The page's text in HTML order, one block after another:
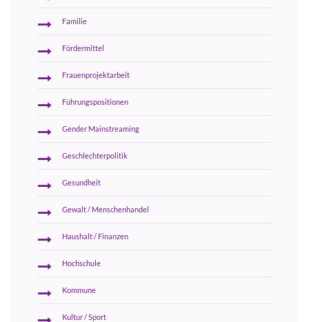
Familie
Fördermittel
Frauenprojektarbeit
Führungspositionen
Gender Mainstreaming
Geschlechterpolitik
Gesundheit
Gewalt / Menschenhandel
Haushalt / Finanzen
Hochschule
Kommune
Kultur / Sport